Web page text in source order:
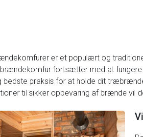
er et populært og
fortsætter med at fungere
bedste praksis for at holde dit
til sikker opbevaring af brænde vil